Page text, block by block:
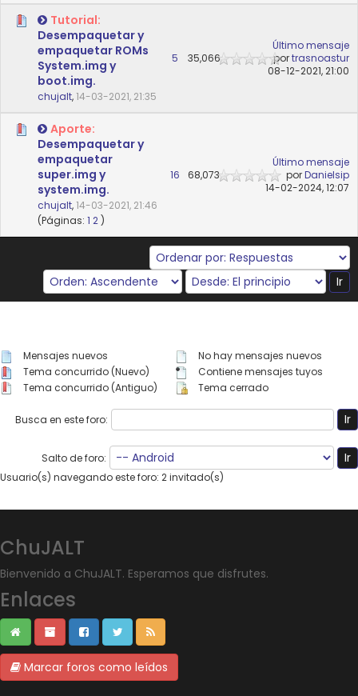
Tutorial:
Desempaquetar y
empaquetar ROMs
System.img y
boot.img.
chujalt,14-03-2021, 21:35
5 35,066
Último mensaje
portrasnoastur
08-12-2021, 21:00
Aporte:
Desempaquetar y
empaquetar
super.img y
system.img.
chujalt,14-03-2021, 21:46
(Páginas: 1 2 )
16 68,073
Último mensaje
porDanielsip
14-02-2024, 12:07
Mensajes nuevos
Tema concurrido (Nuevo)
Tema concurrido (Antiguo)
No hay mensajes nuevos
Contiene mensajes tuyos
Tema cerrado
Busca en este foro:
Salto de foro:
Usuario(s) navegando este foro: 2 invitado(s)
ChuJALT
Bienvenido a ChuJALT. Esperamos que disfrutes.
Enlaces
Marcar foros como leídos